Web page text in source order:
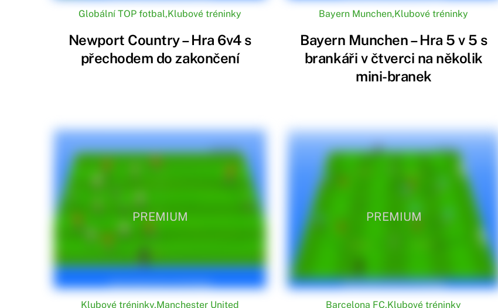
Globální TOP fotbal,Klubové tréninky
Newport Country – Hra 6v4 s
přechodem do zakončení
Bayern Munchen,Klubové tréninky
Bayern Munchen – Hra 5 v 5 s
brankáři v čtverci na několik
mini-branek
PREMIUM
Klubové tréninky,Manchester United
PREMIUM
Barcelona FC,Klubové tréninky